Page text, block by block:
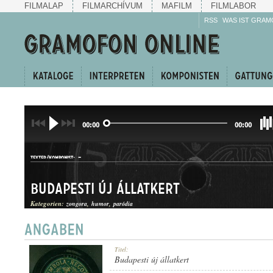
FILMALAP FILMARCHÍVUM MAFILM FILMLABOR
RSS WAS IST
00:00 00:00
TEXTER/KOMPONIST: -
KUPLÉ
Budapesti új állatkert
Kategorien: zongora humor paródia
Titel:
Budapesti új állatkert